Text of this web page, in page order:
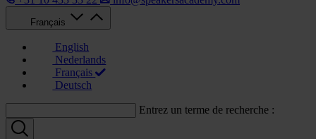
Français
English
Nederlands
Français
Deutsch
Entrez un terme de recherche :